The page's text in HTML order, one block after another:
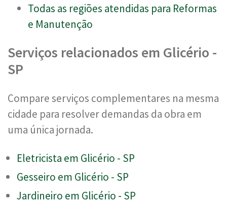
Todas as regiões atendidas para Reformas
e Manutenção
Serviços relacionados em Glicério -
SP
Compare serviços complementares na mesma
cidade para resolver demandas da obra em
uma única jornada.
Eletricista em Glicério - SP
Gesseiro em Glicério - SP
Jardineiro em Glicério - SP